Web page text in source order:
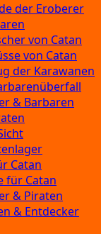
der Eroberer
von Catan
von Catan
der Karawanen
& Barbaren
Catan
für Catan
& Piraten
& Entdecker